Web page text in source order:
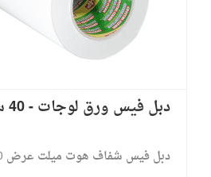
دبل فيس ورق لوجات - 40 سم
دبل فيس شفاف هوت ميلت عرض 40 سم - طول 45 متر